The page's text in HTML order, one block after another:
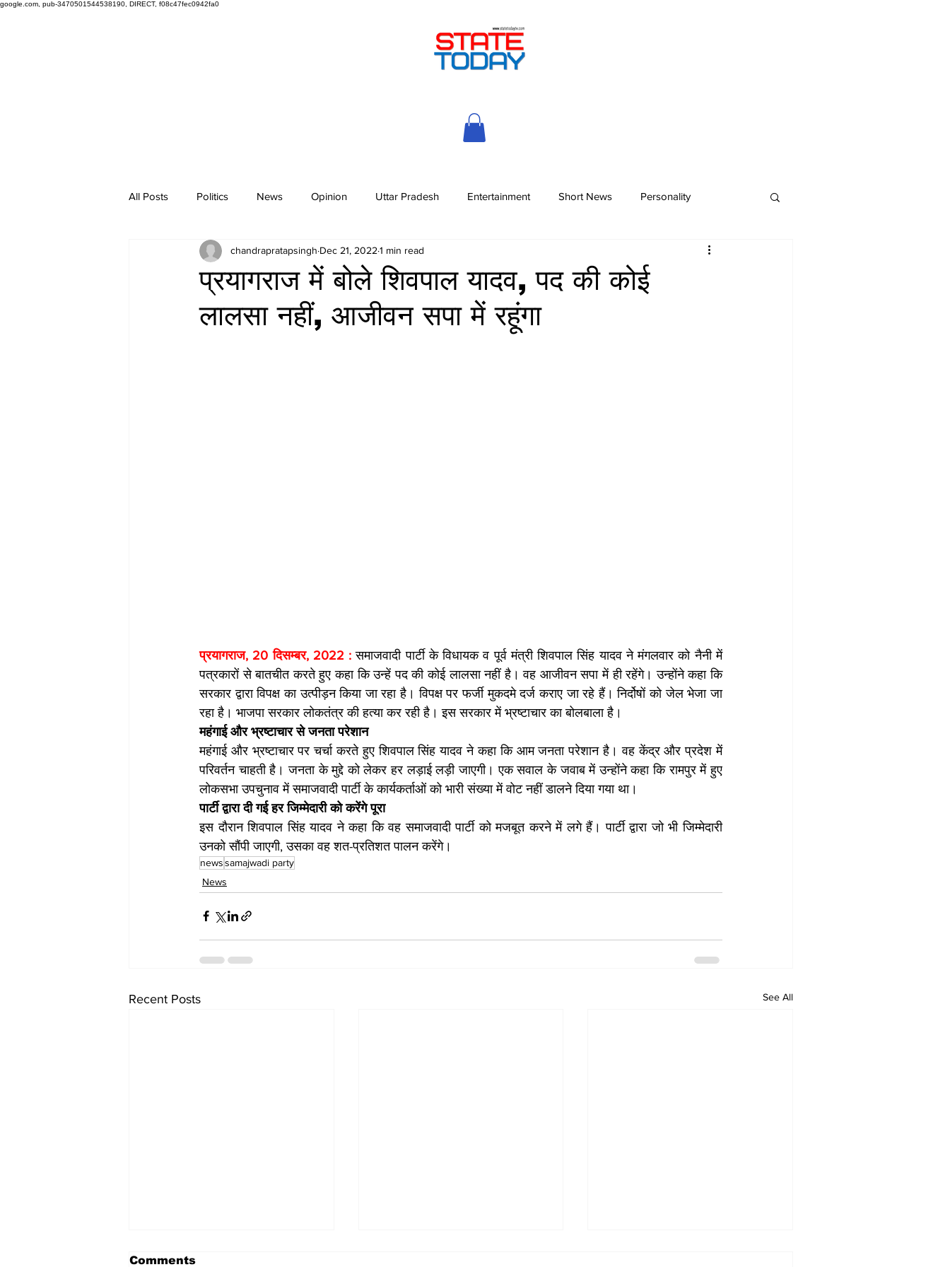
google.com, pub-3470501544538190, DIRECT, f08c47fec0942fa0
All Posts Politics News Opinion Uttar Pradesh Entertainment Short News Personality
प्रयागराज में बोले शिवपाल यादव, पद की कोई
लालसा नहीं, आजीवन सपा में रहूंगा
chandrapratapsingh Dec 21, 2022 1 min read
प्रयागराज, 20 दिसम्बर, 2022 : समाजवादी पार्टी के विधायक व पूर्व मंत्री शिवपाल सिंह यादव ने मंगलवार को नैनी में
पत्रकारों से बातचीत करते हुए कहा कि उन्हें पद की कोई लालसा नहीं है। वह आजीवन सपा में ही रहेंगे। उन्होंने कहा कि
सरकार द्वारा विपक्ष का उत्पीड़न किया जा रहा है। विपक्ष पर फर्जी मुकदमे दर्ज कराए जा रहे हैं। निर्दोषों को जेल भेजा जा
रहा है। भाजपा सरकार लोकतंत्र की हत्या कर रही है। इस सरकार में भ्रष्टाचार का बोलबाला है।
महंगाई और भ्रष्टाचार से जनता परेशान
महंगाई और भ्रष्टाचार पर चर्चा करते हुए शिवपाल सिंह यादव ने कहा कि आम जनता परेशान है। वह केंद्र और प्रदेश में
परिवर्तन चाहती है। जनता के मुद्दे को लेकर हर लड़ाई लड़ी जाएगी। एक सवाल के जवाब में उन्होंने कहा कि रामपुर में हुए
लोकसभा उपचुनाव में समाजवादी पार्टी के कार्यकर्ताओं को भारी संख्या में वोट नहीं डालने दिया गया था।
पार्टी द्वारा दी गई हर जिम्मेदारी को करेंगे पूरा
इस दौरान शिवपाल सिंह यादव ने कहा कि वह समाजवादी पार्टी को मजबूत करने में लगे हैं। पार्टी द्वारा जो भी जिम्मेदारी
उनको सौंपी जाएगी, उसका वह शत-प्रतिशत पालन करेंगे।
newssamajwadi party
News
Recent Posts See All
Comments